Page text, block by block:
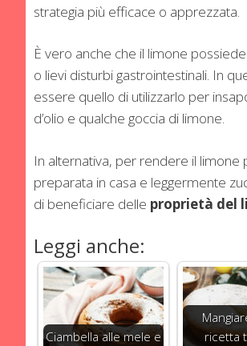
strategia più efficace o apprezzata.
È vero anche che il limone
o lievi disturbi gastrointestinali. In
essere quello di utilizzarlo per
d’olio e qualche goccia di limone.
In alternativa, per rendere il
preparata in casa e leggermente
di beneficiare delle proprietà del
Leggi anche:
Ciambella alle mele e
ricetta